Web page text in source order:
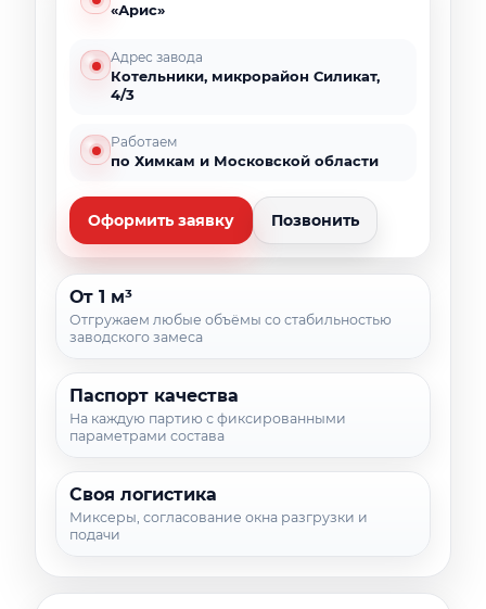
«Арис»
Адрес завода
Котельники, микрорайон Силикат,
4/3
Работаем
по Химкам и Московской области
Оформить заявку Позвонить
От 1 м³
Отгружаем любые объёмы со стабильностью
заводского замеса
Паспорт качества
На каждую партию с фиксированными
параметрами состава
Своя логистика
Миксеры, согласование окна разгрузки и
подачи